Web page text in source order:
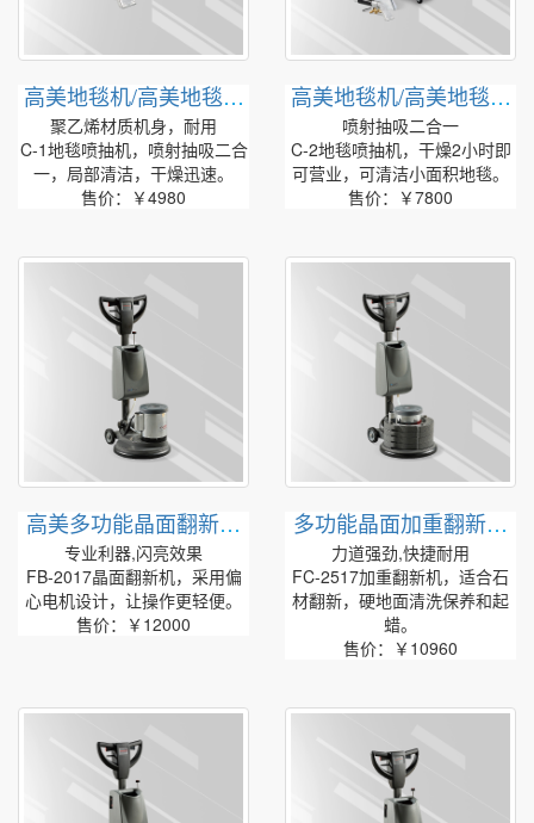
高美地毯机/高美地毯抽
洗机C-1
聚乙烯材质机身，耐用
C-1地毯喷抽机，喷射抽吸二合
一，局部清洁，干燥迅速。
售价：￥4980
高美地毯机/高美地毯抽
洗机C-2
喷射抽吸二合一
C-2地毯喷抽机，干燥2小时即
可营业，可清洁小面积地毯。
售价：￥7800
高美多功能晶面翻新机
FB-2017
专业利器,闪亮效果
FB-2017晶面翻新机，采用偏
心电机设计，让操作更轻便。
售价：￥12000
多功能晶面加重翻新机
FC-2517
力道强劲,快捷耐用
FC-2517加重翻新机，适合石
材翻新，硬地面清洗保养和起
蜡。
售价：￥10960